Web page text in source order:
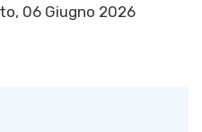
06 Giugno 2026